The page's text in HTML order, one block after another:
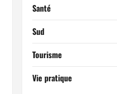
Santé
Sud
Tourisme
Vie pratique